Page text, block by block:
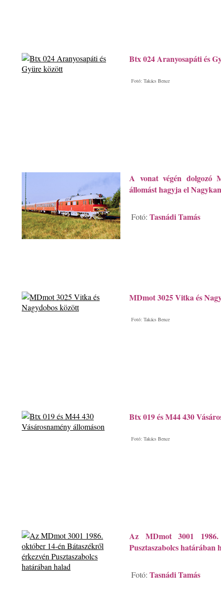
Btx 024 Aranyosapáti és
Fotó: Takács Bence
A vonat végén dolgozó
állomást hagyja el
Fotó: Tasnádi Tamás
MDmot 3025 Vitka és
Fotó: Takács Bence
Btx 019 és M44 430
Fotó: Takács Bence
Az MDmot 3001 1986.
Pusztaszabolcs határában
Fotó: Tasnádi Tamás